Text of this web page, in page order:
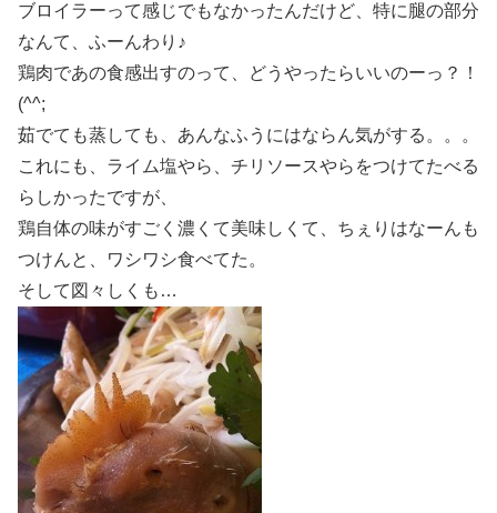
ブロイラーって感じでもなかったんだけど、特に腿の部分
なんて、ふーんわり♪
鶏肉であの食感出すのって、どうやったらいいのーっ？！
(^^;
茹でても蒸しても、あんなふうにはならん気がする。。。
これにも、ライム塩やら、チリソースやらをつけてたべる
らしかったですが、
鶏自体の味がすごく濃くて美味しくて、ちぇりはなーんも
つけんと、ワシワシ食べてた。
そして図々しくも…